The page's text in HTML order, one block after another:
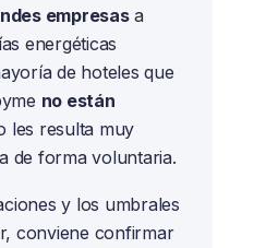
empresasa
energéticas
de hoteles que
no están
les resulta muy
de forma voluntaria.
y los umbrales
conviene confirmar